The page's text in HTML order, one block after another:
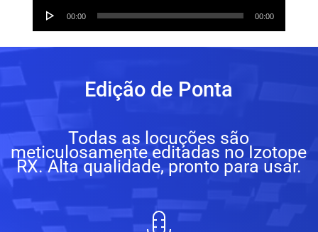
Audio
00:00 00:00
Edição de Ponta
Todas as locuções são
meticulosamente editadas no Izotope
RX. Alta qualidade, pronto para usar.